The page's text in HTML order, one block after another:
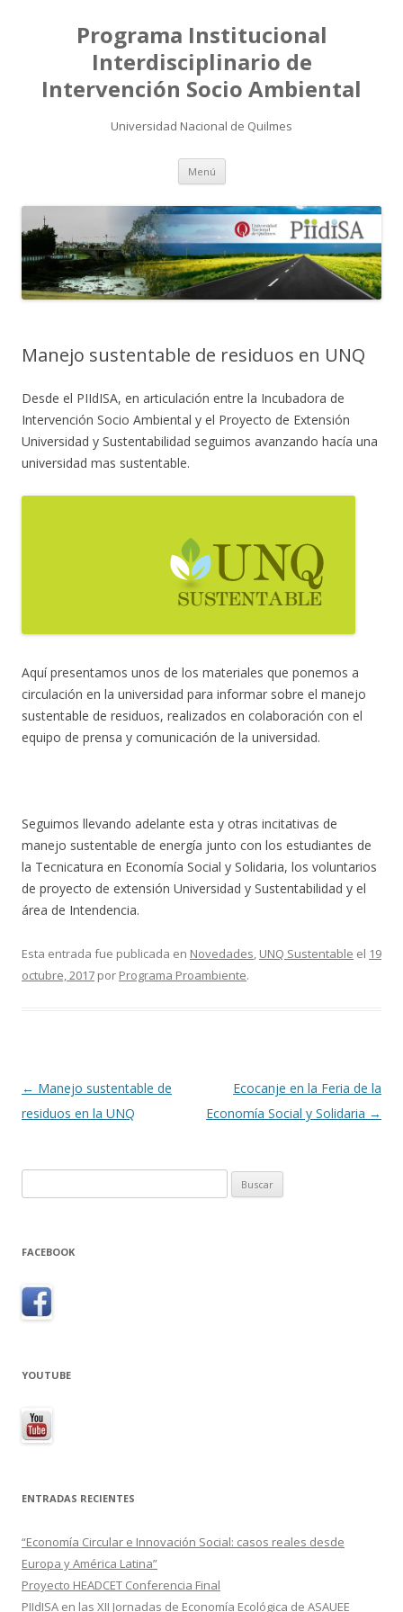
Programa Institucional
Interdisciplinario de
Intervención Socio Ambiental
Universidad Nacional de Quilmes
Menú Saltar
contenido
Manejo sustentable de residuos en UNQ
Desde el PIIdISA, en articulación entre la Incubadora de
Intervención Socio Ambiental y el Proyecto de Extensión
Universidad y Sustentabilidad seguimos avanzando hacía una
universidad mas sustentable.
Aquí presentamos unos de los materiales que ponemos a
circulación en la universidad para informar sobre el manejo
sustentable de residuos, realizados en colaboración con el
equipo de prensa y comunicación de la universidad.
Seguimos llevando adelante esta y otras incitativas de
manejo sustentable de energía junto con los estudiantes de
la Tecnicatura en Economía Social y Solidaria, los voluntarios
de proyecto de extensión Universidad y Sustentabilidad y el
área de Intendencia.
Esta entrada fue publicada en Novedades, UNQ Sustentable el 19
octubre, 2017 por Programa Proambiente.
Navegación
de
← Manejo sustentable de
residuos en la UNQ
Ecocanje en la Feria de la
Economía Social y Solidaria →
FACEBOOK
YOUTUBE
ENTRADAS RECIENTES
“Economía Circular e Innovación Social: casos reales desde
Europa y América Latina”
Proyecto HEADCET Conferencia Final
PIIdISA en las XII Jornadas de Economía Ecológica de ASAUEE